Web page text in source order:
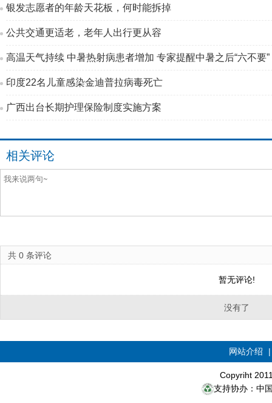
银发志愿者的年龄天花板，何时能拆掉
公共交通更适老，老年人出行更从容
高温天气持续 中暑热射病患者增加 专家提醒中暑之后“六不要”
印度22名儿童感染金迪普拉病毒死亡
广西出台长期护理保险制度实施方案
相关评论
共 0 条评论
暂无评论!
没有了
网站介绍
Copyriht
支持协办：中